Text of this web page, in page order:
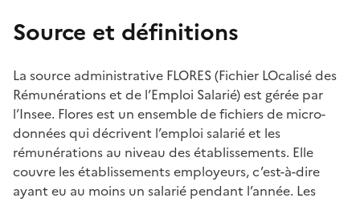
Source et définitions
La source administrative FLORES (Fichier LOcalisé des
Rémunérations et de l’Emploi Salarié) est gérée par
l’Insee. Flores est un ensemble de fichiers de micro-
données qui décrivent l’emploi salarié et les
rémunérations au niveau des établissements. Elle
couvre les établissements employeurs, c’est-à-dire
ayant eu au moins un salarié pendant l’année. Les